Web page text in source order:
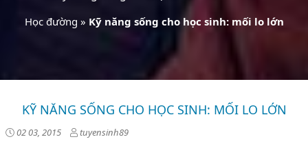
Học đường » Kỹ năng sống cho học sinh: mối lo lớn
KỸ NĂNG SỐNG CHO HỌC SINH: MỐI LO LỚN
02 03, 2015 tuyensinh89